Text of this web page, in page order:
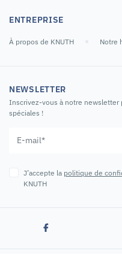
ENTREPRISE
À propos de KNUTH Notre
NEWSLETTER
Inscrivez-vous à notre newsletter
spéciales !
J’accepte la politique de
KNUTH